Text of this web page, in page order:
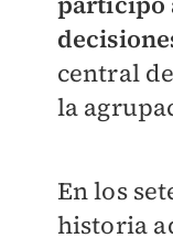
central
la
En los
historia